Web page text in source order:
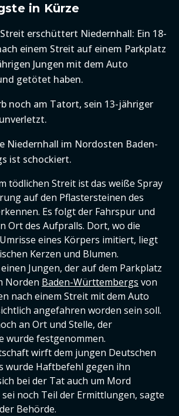
in Kürze
erschüttert Niedernhall: Ein 18-
einem Streit auf einem Parkplatz
Jungen mit dem Auto
getötet haben.
noch am Tatort, sein 13-jähriger
Niedernhall im Nordosten Baden-
ist schockiert.
tödlichen Streit ist das weiße Spray
auf den Pflastersteinen des
Es folgt der Fahrspur und
Ort des Aufpralls. Dort, wo die
eines Körpers imitiert, liegt
Kerzen und Blumen.
Jungen, der auf dem Parkplatz
Norden Baden-Württembergs von
nach einem Streit mit dem Auto
angefahren worden sein soll.
an Ort und Stelle, der
wurde festgenommen.
wirft dem jungen Deutschen
wurde Haftbefehl gegen ihn
bei der Tat auch um Mord
noch Teil der Ermittlungen, sagte
Behörde.